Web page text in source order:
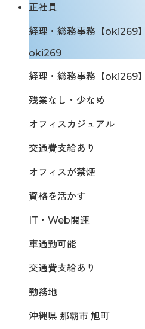
正社員
経理・総務事務【oki269】
oki269
経理・総務事務【oki269】
残業なし・少なめ
オフィスカジュアル
交通費支給あり
オフィスが禁煙
資格を活かす
IT・Web関連
車通勤可能
交通費支給あり
勤務地
沖縄県 那覇市 旭町